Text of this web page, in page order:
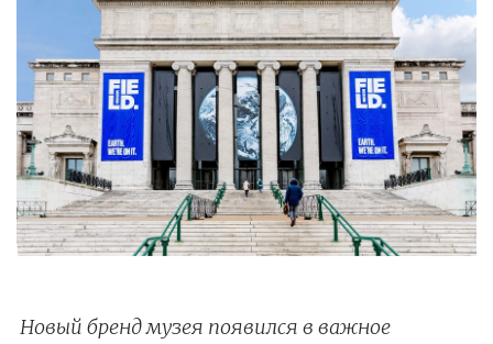
Новый бренд музея появился в важное